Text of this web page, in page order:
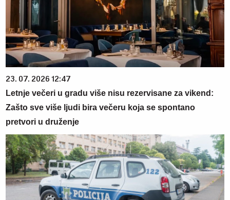
23. 07. 2026 12:47
Letnje večeri u gradu više nisu rezervisane za vikend:
Zašto sve više ljudi bira večeru koja se spontano
pretvori u druženje